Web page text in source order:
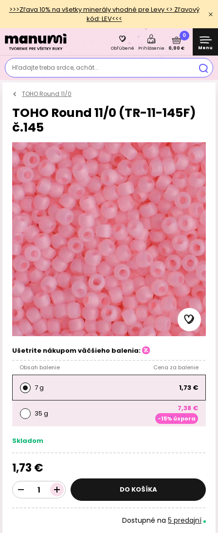
>>>Zľava 10% na všetky minerály vhodné pre Levy <> Zľavový
kód: LEV<<<
Hľadajte treba srdce, achát...
Obľúbené Prihlásenie
0
0,00 € Menu
TOHO Round 11/0
TOHO Round 11/0 (TR-11-145F)
č.145
Ušetrite nákupom väčšieho balenia:
Obsah balenie Cena za balenie
7 g 1,73 €
35 g
7,38 €
-15% úspora
Skladom
1,73 €
DO KOŠÍKA
Dostupné na 5 predajní